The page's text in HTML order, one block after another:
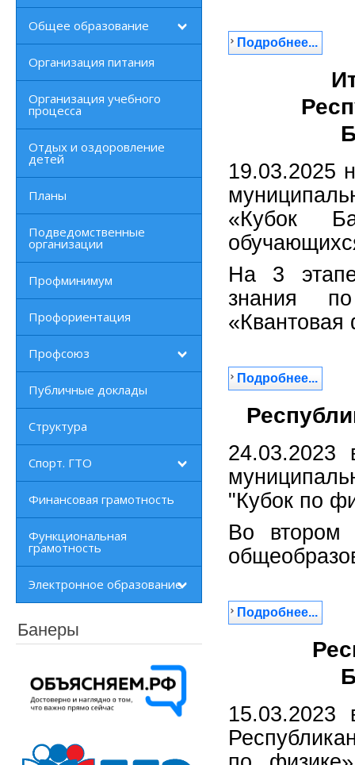
Общее образование
Организация питания
Организация учебного
процесса
Отдых и оздоровление
детей
Планы
Подведомственные
организации
Профминимум
Профориентация
Профсоюз
Публичные доклады
Структура
Спорт. ГТО
Финансовая грамотность
Функциональная
грамотность
Электронное образование
Банеры
Подробнее...
«Кубок
На 3
знания
«Квантовая
Подробнее...
"Кубок по
Во втором
Подробнее...